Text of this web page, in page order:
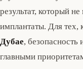
результат, который
имплантаты. Для тех,
Дубае, безопасность
главными